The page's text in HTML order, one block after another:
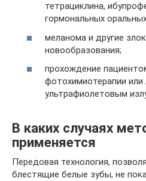
тетрациклина,
гормональных
меланома и другие
новообразования;
прохождение
фотохимиотерапии или
ультрафиолетовым
В каких случаях
применяется
Передовая технология,
блестящие белые зубы, не